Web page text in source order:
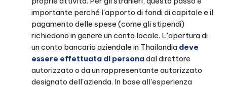
importante perché l'apporto di fondi di capitale e il
pagamento delle spese (come gli stipendi)
richiedono in genere un conto locale. L'apertura di
un conto bancario aziendale in Thailandia deve
essere effettuata di personadal direttore
autorizzato o da un rappresentante autorizzato
designato dell'azienda. In base all'esperienza